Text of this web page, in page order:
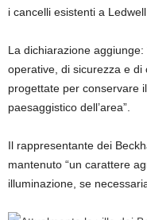
i cancelli esistenti a
La dichiarazione
operative, di sicurezza e
progettate per conservare
paesaggistico dell’area”.
Il rappresentante dei
mantenuto “un carattere
illuminazione, se